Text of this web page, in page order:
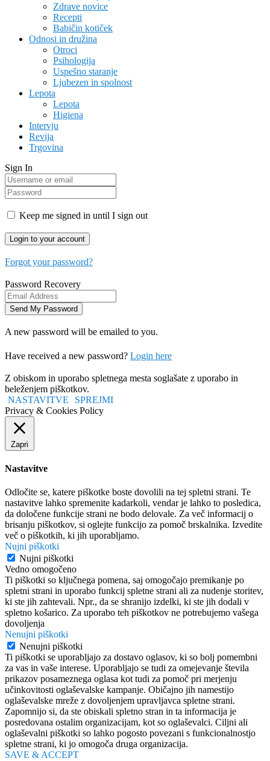
Zdrave novice
Recepti
Babičin kotiček
Odnosi in družina
Otroci
Psihologija
Uspešno staranje
Ljubezen in spolnost
Lepota
Lepota
Higiena
Intervju
Revija
Trgovina
Sign In
Keep me signed in until I sign out
Forgot your password?
Password Recovery
A new password will be emailed to you.
Have received a new password? Login here
Z obiskom in uporabo spletnega mesta soglašate z uporabo in
beleženjem piškotkov.
NASTAVITVE
SPREJMI
Privacy & Cookies Policy
Zapri
Nastavitve
Odločite se, katere piškotke boste dovolili na tej spletni strani. Te
nastavitve lahko spremenite kadarkoli, vendar je lahko to posledica,
da določene funkcije strani ne bodo delovale. Za več informacij o
brisanju piškotkov, si oglejte funkcijo za pomoč brskalnika. Izvedite
več o piškotkih, ki jih uporabljamo.
Nujni piškotki
Nujni piškotki
Vedno omogočeno
Ti piškotki so ključnega pomena, saj omogočajo premikanje po
spletni strani in uporabo funkcij spletne strani ali za nudenje storitev,
ki ste jih zahtevali. Npr., da se shranijo izdelki, ki ste jih dodali v
spletno košarico. Za uporabo teh piškotkov ne potrebujemo vašega
dovoljenja
Nenujni piškotki
Nenujni piškotki
Ti piškotki se uporabljajo za dostavo oglasov, ki so bolj pomembni
za vas in vaše interese. Uporabljajo se tudi za omejevanje števila
prikazov posameznega oglasa kot tudi za pomoč pri merjenju
učinkovitosti oglaševalske kampanje. Običajno jih namestijo
oglaševalske mreže z dovoljenjem upravljavca spletne strani.
Zapomnijo si, da ste obiskali spletno stran in ta informacija je
posredovana ostalim organizacijam, kot so oglaševalci. Ciljni ali
oglaševalni piškotki so lahko pogosto povezani s funkcionalnostjo
spletne strani, ki jo omogoča druga organizacija.
SAVE & ACCEPT